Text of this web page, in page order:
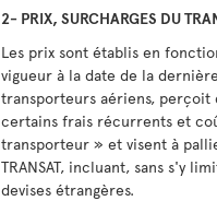
2- PRIX, SURCHARGES DU
Les prix sont établis en
vigueur à la date de la
transporteurs aériens, perçoit
certains frais récurrents et
transporteur » et visent à
TRANSAT, incluant, sans s'y
devises étrangères.